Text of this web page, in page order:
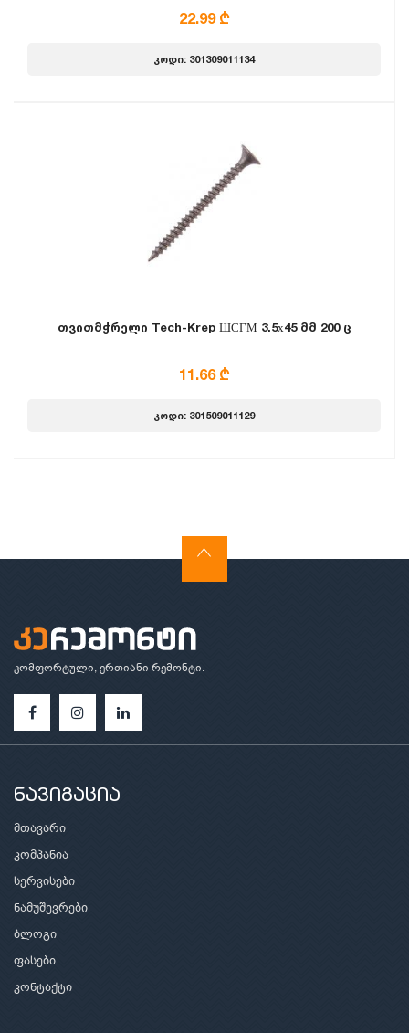
22.99 ₾
კოდი: 301309011134
თვითმჭრელი Tech-Krep ШСГМ 3.5х45 მმ 200 ც
11.66 ₾
კოდი: 301509011129
კომფორტული, ერთიანი რემონტი.
ნავიგაცია
მთავარი
კომპანია
სერვისები
ნამუშევრები
ბლოგი
ფასები
კონტაქტი